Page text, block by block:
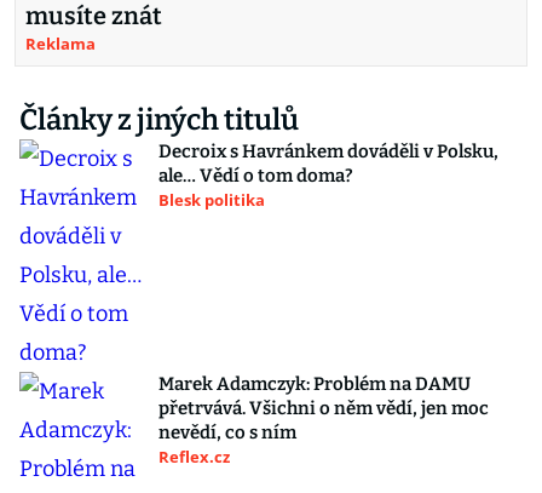
musíte znát
Reklama
Články z jiných titulů
Decroix s Havránkem dováděli v Polsku,
ale… Vědí o tom doma?
Blesk politika
Marek Adamczyk: Problém na DAMU
přetrvává. Všichni o něm vědí, jen moc
nevědí, co s ním
Reflex.cz